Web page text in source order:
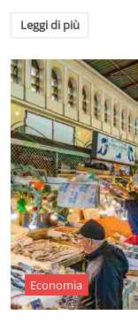
Leggi di più
Economia